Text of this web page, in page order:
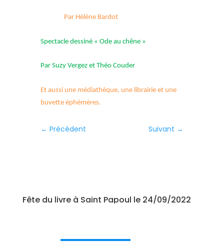
Par Hélène Bardot
Spectacle dessiné « Ode au chêne »
Par Suzy Vergez et Théo Couder
Et aussi une médiathèque, une librairie et une
buvette éphémères.
← Précédent Suivant →
Fête du livre à Saint Papoul le 24/09/2022